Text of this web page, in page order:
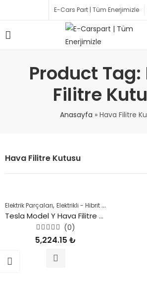
E-Cars Part | Tüm Enerjimizle
Product Tag:
Filitre
Anasayfa » Hava Filitre
Hava Filitre Kutusu
Elektrik Parçaları, Elektrikli - Hibrit Araçlar
Tesla Model Y Hava Filitre Kutusu 2019 Sonrası
5
üzerinden
(0)
5,224.15 ₺